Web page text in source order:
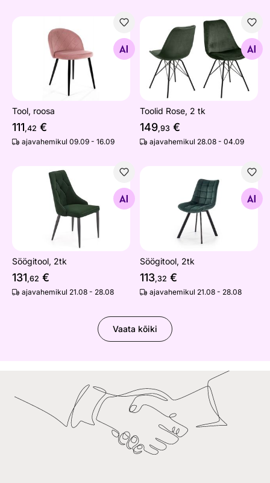
Tool, roosa
Otsi sarnaseid
Tool, roosa
111,42 €
ajavahemikul 09.09 - 16.09
Toolid Rose, 2 tk
Otsi sarnaseid
Toolid Rose, 2 tk
149,93 €
ajavahemikul 28.08 - 04.09
Söögitool, 2tk
Otsi sarnaseid
Söögitool, 2tk
131,62 €
ajavahemikul 21.08 - 28.08
Söögitool, 2tk
Otsi sarnaseid
Söögitool, 2tk
113,32 €
ajavahemikul 21.08 - 28.08
Vaata kõiki